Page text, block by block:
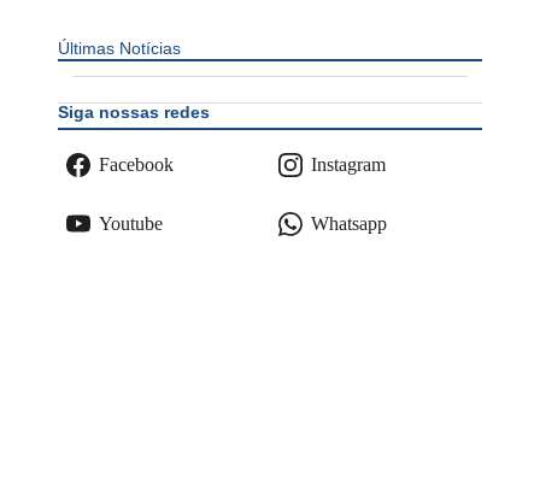
Últimas Notícias
Siga nossas redes
Facebook Instagram
Youtube Whatsapp